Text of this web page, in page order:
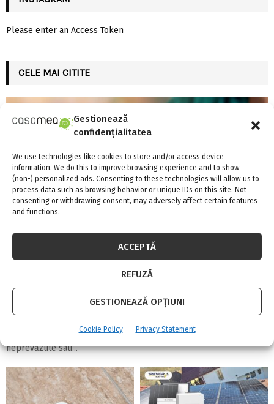
Gestionează
confidențialitatea
We use technologies like cookies to store and/or access device
information. We do this to improve browsing experience and to show
(non-) personalized ads. Consenting to these technologies will allow us to
process data such as browsing behavior or unique IDs on this site. Not
consenting or withdrawing consent, may adversely affect certain features
and functions.
ACCEPTĂ
REFUZĂ
GESTIONEAZĂ OPȚIUNI
Cookie Policy Privacy Statement
Please enter an Access Token
CELE MAI CITITE
Linie de credit sau împrumut clasic: care
variantă oferă mai multă flexibilitate?
4 august 2026 0
Ai nevoie de bani pentru o renovare, pentru a acoperi cheltuieli
neprevăzute sau...